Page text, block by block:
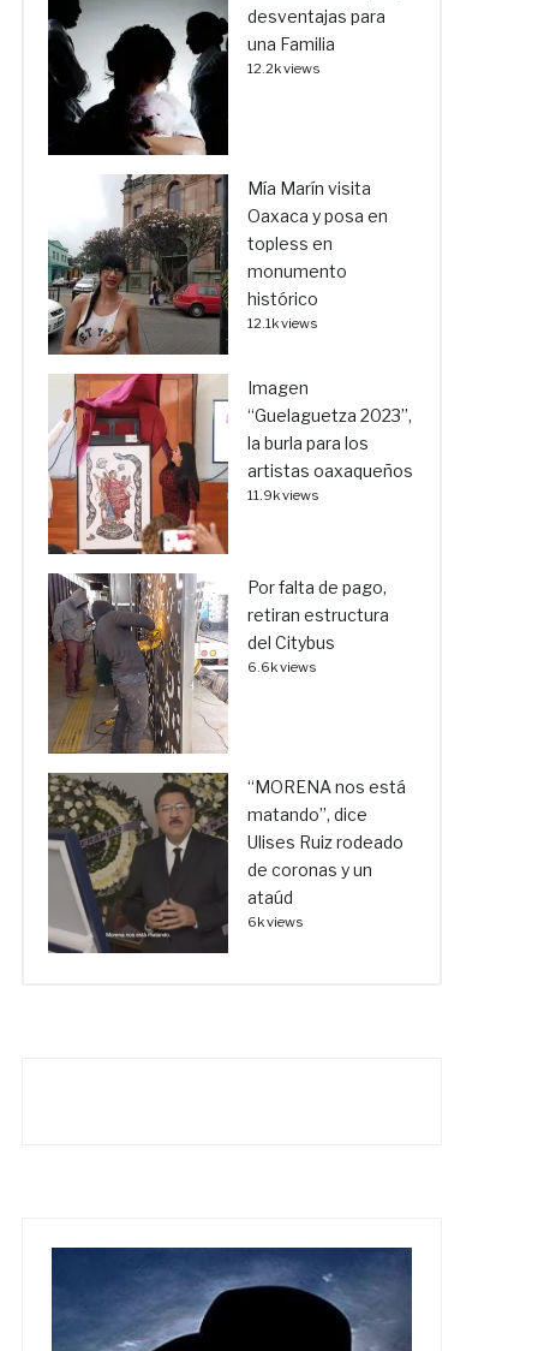
desventajas para
una Familia
12.2k views
Mía Marín visita
Oaxaca y posa en
topless en
monumento
histórico
12.1k views
Imagen
“Guelaguetza 2023”,
la burla para los
artistas oaxaqueños
11.9k views
Por falta de pago,
retiran estructura
del Citybus
6.6k views
“MORENA nos está
matando”, dice
Ulises Ruiz rodeado
de coronas y un
ataúd
6k views